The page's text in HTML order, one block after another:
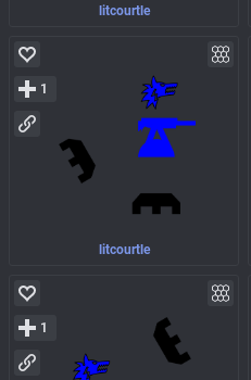
litcourtle
litcourtle
1
1